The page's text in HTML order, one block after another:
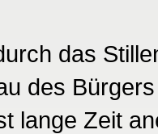
das
des
lange Zeit